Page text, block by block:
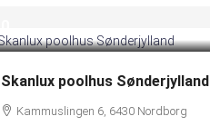
Skanlux poolhus Sønderjylland
Kammuslingen 6, 6430 Nordborg